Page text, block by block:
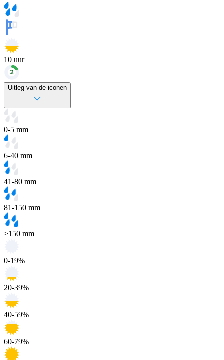
10 uur
Uitleg van de iconen
0-5 mm
6-40 mm
41-80 mm
81-150 mm
>150 mm
0-19%
20-39%
40-59%
60-79%